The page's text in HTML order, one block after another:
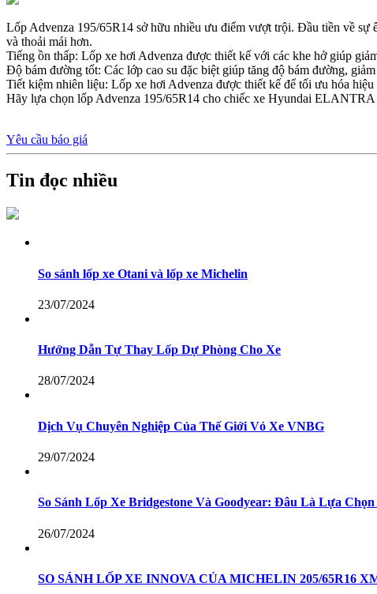
Lốp Advenza 195/65R14 sở hữu nhiều ưu điểm vượt trội. Đầu tiền về sự
và thoải mái hơn.
Tiếng ồn thấp: Lốp xe hơi Advenza được thiết kế với các khe hở giúp
Độ bám đường tốt: Các lớp cao su đặc biệt giúp tăng độ bám đường,
Tiết kiệm nhiên liệu: Lốp xe hơi Advenza được thiết kế để tối ưu hóa
Hãy lựa chọn lốp Advenza 195/65R14 cho chiếc xe Hyundai ELANTRA
Yêu cầu báo giá
Tin đọc nhiều
So sánh lốp xe Otani và lốp xe Michelin
23/07/2024
Hướng Dẫn Tự Thay Lốp Dự Phòng Cho Xe
28/07/2024
Dịch Vụ Chuyên Nghiệp Của Thế Giới Vỏ Xe VNBG
29/07/2024
So Sánh Lốp Xe Bridgestone Và Goodyear: Đâu Là Lựa
26/07/2024
SO SÁNH LỐP XE INNOVA CỦA MICHELIN 205/65R16